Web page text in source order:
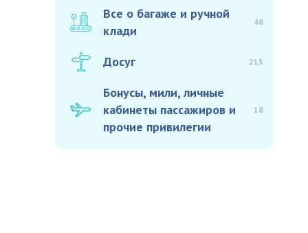
Все о багаже и ручной
клади
48
Досуг 215
Бонусы, мили, личные
кабинеты пассажиров и
прочие привилегии
18